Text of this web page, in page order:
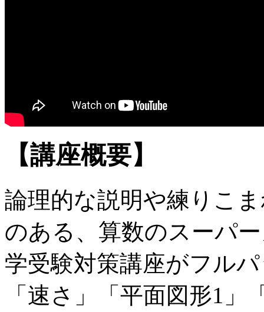
【講座概要】
論理的な説明や練りこ
のある、算数のスーパ
学受験対策講座がフル
「速さ」「平面図形1」